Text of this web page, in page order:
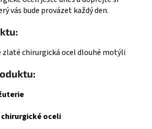
vás bude provázet každý den.
zlaté chirurgická ocel dlouhé motýli
chirurgické oceli